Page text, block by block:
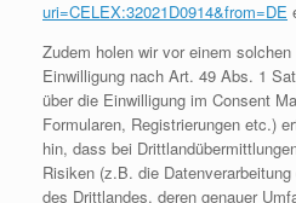
uri=CELEX:32021D0914&from=DE
Zudem holen wir vor einem
Einwilligung nach Art. 49 Abs. 1
über die Einwilligung im Consent
Formularen, Registrierungen etc.)
hin, dass bei
Risiken (z.B. die
des Drittlandes, deren genauer